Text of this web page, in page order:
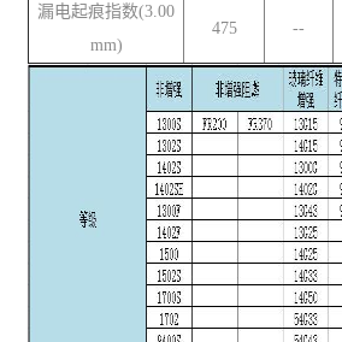
漏电起痕指数(3.00
mm)
475 --